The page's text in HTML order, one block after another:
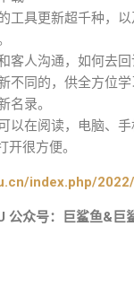
工具更新超千种，
客人沟通，如何去
不同的，供全方位学
名录。
以在阅读，电脑、
开很方便。
index.php/
公众号：巨鲨鱼&巨